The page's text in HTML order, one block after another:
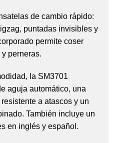
de cambio rápido:
puntadas invisibles y
permite coser
perneras.
la SM3701
aguja automático, una
a atascos y un
También incluye un
en inglés y español.